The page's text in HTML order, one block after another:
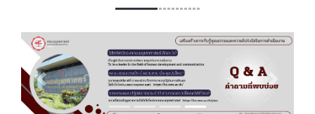
Previous Next